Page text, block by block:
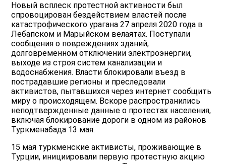
Новый всплеск протестной активности был
спровоцирован бездействием властей после
катастрофического урагана 27 апреля 2020 года в
Лебапском и Марыйском велаятах. Поступали
сообщения о повреждениях зданий,
долговременном отключении электроэнергии,
выходе из строя систем канализации и
водоснабжения. Власти блокировали въезд в
пострадавшие регионы и преследовали
активистов, пытавшихся через интернет сообщить
миру о происходящем. Вскоре распространились
неподтвержденные данные о протестах населения,
включая блокирование дороги в одном из районов
Туркменабада 13 мая.
15 мая туркменские активисты, проживающие в
Турции, инициировали первую протестную акцию